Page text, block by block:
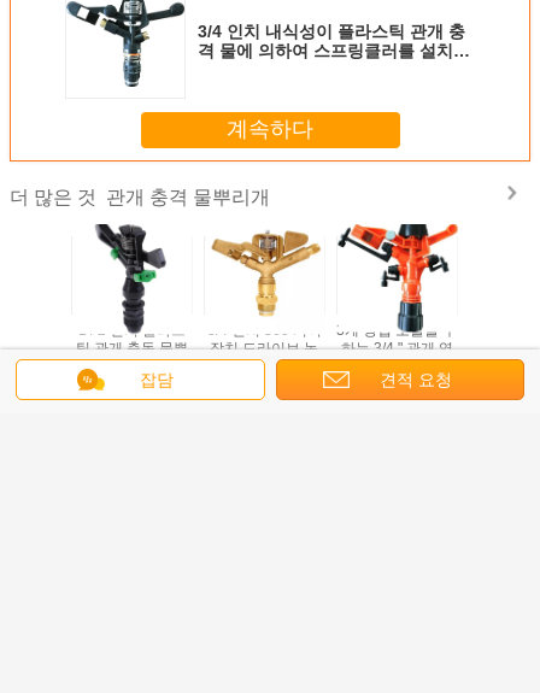
3/4 인치 내식성이 플라스틱 관개 충
격 물에 의하여 스프링클러를 설치합
계속하다
더 많은 것 관개 충격 물뿌리개
스프링
프레이
1 / 2 인치 플라스
틱 관개 충동 물뿌
림차 반지름 8일부
터 18일까지 부인
3/4 인치 360 기어
장치 드라이브 놋
쇠 정원 영향 물뿌
3개 방법 노즐을 구
하는 3/4 " 관개 영
향 스프링클러 물
플라스틱
격 물에
니
잡담 견적 요청